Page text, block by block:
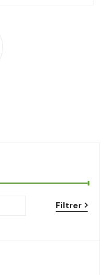
Filtrer